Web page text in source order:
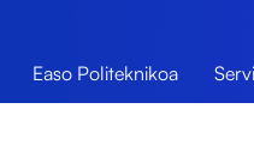
Easo Politeknikoa